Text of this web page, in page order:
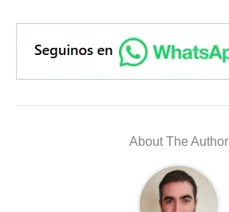
About The Author